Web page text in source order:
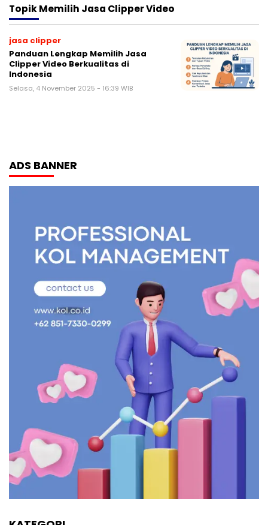
TopikMemilih Jasa Clipper Video
jasa clipper
Panduan Lengkap Memilih Jasa
Clipper Video Berkualitas di
Indonesia
Selasa, 4 November 2025 - 16:39 WIB
ADS BANNER